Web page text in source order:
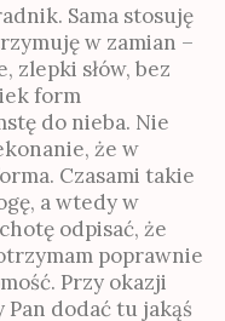
Sama stosuję
w zamian –
zlepki słów, bez
form
do nieba. Nie
że w
Czasami takie
a wtedy w
odpisać, że
poprawnie
Przy okazji
Pan dodać tu jakąś